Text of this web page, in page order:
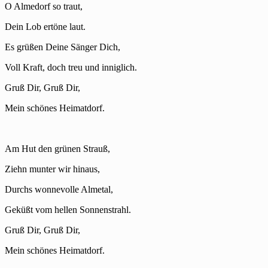
O Almedorf so traut,
Dein Lob ertöne laut.
Es grüßen Deine Sänger Dich,
Voll Kraft, doch treu und inniglich.
Gruß Dir, Gruß Dir,
Mein schönes Heimatdorf.
Am Hut den grünen Strauß,
Ziehn munter wir hinaus,
Durchs wonnevolle Almetal,
Geküßt vom hellen Sonnenstrahl.
Gruß Dir, Gruß Dir,
Mein schönes Heimatdorf.